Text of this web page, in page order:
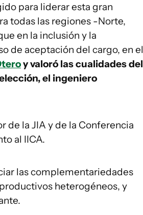
para liderar esta gran
todas las regiones -Norte,
en la inclusión y la
de aceptación del cargo, en el
y valoró las cualidades del
el ingeniero
de la JIA y de la Conferencia
al IICA.
las complementariedades
heterogéneos, y